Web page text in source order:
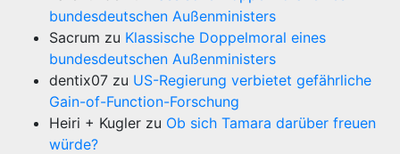
bundesdeutschen Außenministers
Sacrum zu Klassische Doppelmoral eines
bundesdeutschen Außenministers
dentix07 zu US-Regierung verbietet gefährliche
Gain-of-Function-Forschung
Heiri + Kugler zu Ob sich Tamara darüber freuen
würde?